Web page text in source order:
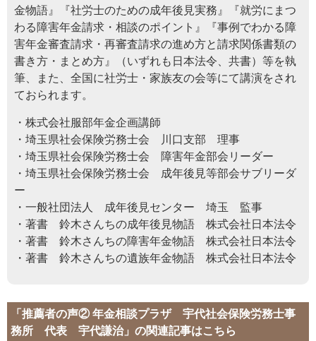
金物語』『社労士のための成年後見実務』『就労にまつ
わる障害年金請求・相談のポイント』『事例でわかる障
害年金審査請求・再審査請求の進め方と請求関係書類の
書き方・まとめ方』（いずれも日本法令、共書）等を執
筆、また、全国に社労士・家族友の会等にて講演をされ
ておられます。
・株式会社服部年金企画講師
・埼玉県社会保険労務士会 川口支部 理事
・埼玉県社会保険労務士会 障害年金部会リーダー
・埼玉県社会保険労務士会 成年後見等部会サブリーダ
ー
・一般社団法人 成年後見センター 埼玉 監事
・著書 鈴木さんちの成年後見物語 株式会社日本法令
・著書 鈴木さんちの障害年金物語 株式会社日本法令
・著書 鈴木さんちの遺族年金物語 株式会社日本法令
「推薦者の声② 年金相談プラザ 宇代社会保険労務士事
務所 代表 宇代謙治」の関連記事はこちら